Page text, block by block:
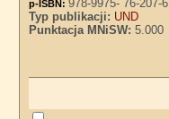
p-ISBN:978-9975- 76-207-6
Typ publikacji: UND
Punktacja MNiSW:5.000